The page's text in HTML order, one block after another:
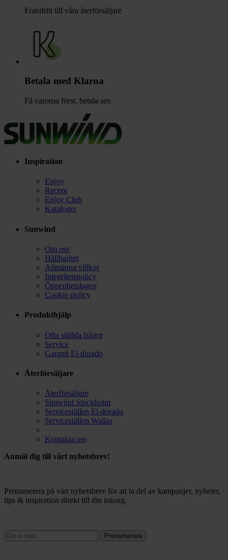
Fraktfritt till våra återförsäljare
Betala med Klarna
Få varorna först, betala sen
Inspiration
Enjoy
Recept
Enjoy Club
Kataloger
Sunwind
Om oss
Hållbarhet
Allmänna villkor
Integritetspolicy
Öppenhetslagen
Cookie-policy
Produkthjälp
Ofta ställda frågor
Service
Garanti El-dorado
Återförsäljare
Återförsäljare
Sunwind Stockholm
Serviceställen El-dorado
Serviceställen Wallas
Kontakta oss
Anmäl dig till vårt nyhetsbrev!
Prenumerera på vårt nyhetsbrev för att ta del av kampanjer, nyheter,
tips & inspiration direkt till din inkorg.
Prenumerera